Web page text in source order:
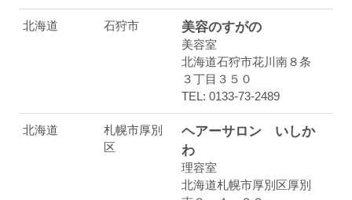
北海道 石狩市 美容のすがの
美容室
北海道石狩市花川南８条
３丁目３５０
TEL: 0133-73-2489
北海道
札幌市厚別
区
ヘアーサロン いしか
わ
理容室
北海道札幌市厚別区厚別